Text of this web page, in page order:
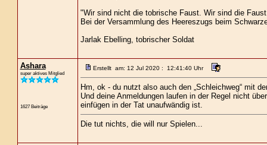
"Wir sind nicht die tobrische Faust. Wir sind die
Bei der Versammlung des Heereszugs beim
Jarlak Ebelling, tobrischer Soldat
Ashara
super aktives Mitglied
1627 Beiträge
Erstellt am: 12 Jul 2020 : 12:41:40 Uhr
Hm, ok - du nutzt also auch den „Schleichweg“ mit
Und deine Anmeldungen laufen in der Regel nicht
einfügen in der Tat unaufwändig ist.
Die tut nichts, die will nur Spielen...